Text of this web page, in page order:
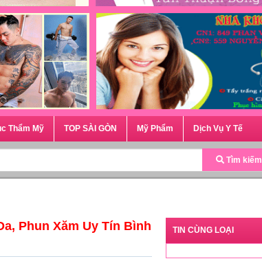
Thẩm Mỹ TOP SÀI GÒN Mỹ Phẩm Dịch Vụ Y Tế
Tìm kiếm
Phun Xăm Uy Tín Bình
TIN CÙNG LOẠI